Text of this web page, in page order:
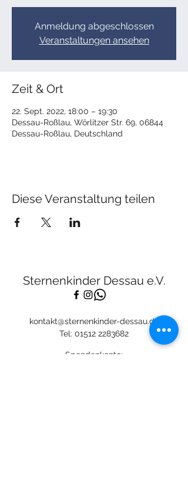
Anmeldung abgeschlossen
Veranstaltungen ansehen
Zeit & Ort
22. Sept. 2022, 18:00 – 19:30
Dessau-Roßlau, Wörlitzer Str. 69, 06844
Dessau-Roßlau, Deutschland
Diese Veranstaltung teilen
Sternenkinder Dessau e.V.
Tel: 01512 2283682
kontakt@sternenkinder-dessau.de
Spendenkonto: